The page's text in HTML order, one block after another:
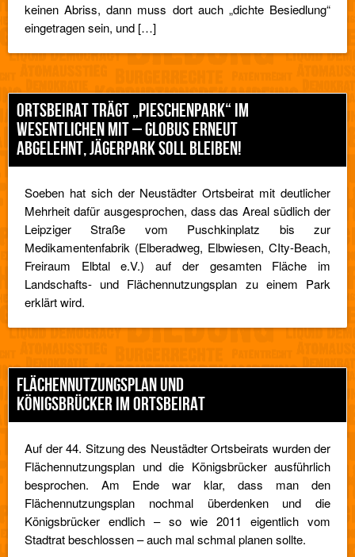
keinen Abriss, dann muss dort auch „dichte Besiedlung“
eingetragen sein, und […]
ORTSBEIRAT TRÄGT „PIESCHENPARK“ IM
WESENTLICHEN MIT – GLOBUS ERNEUT
ABGELEHNT, JÄGERPARK SOLL BLEIBEN!
Soeben hat sich der Neustädter Ortsbeirat mit deutlicher
Mehrheit dafür ausgesprochen, dass das Areal südlich der
Leipziger Straße vom Puschkinplatz bis zur
Medikamentenfabrik (Elberadweg, Elbwiesen, CIty-Beach,
Freiraum Elbtal e.V.) auf der gesamten Fläche im
Landschafts- und Flächennutzungsplan zu einem Park
erklärt wird.
FLÄCHENNUTZUNGSPLAN UND
KÖNIGSBRÜCKER IM ORTSBEIRAT
Auf der 44. Sitzung des Neustädter Ortsbeirats wurden der
Flächennutzungsplan und die Königsbrücker ausführlich
besprochen. Am Ende war klar, dass man den
Flächennutzungsplan nochmal überdenken und die
Königsbrücker endlich – so wie 2011 eigentlich vom
Stadtrat beschlossen – auch mal schmal planen sollte.